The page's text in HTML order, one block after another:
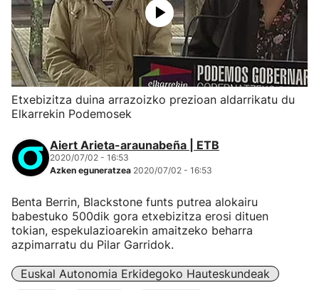
Etxebizitza duina arrazoizko prezioan aldarrikatu du
Elkarrekin Podemosek
Aiert Arieta-araunabeña | ETB
2020/07/02 - 16:53
Azken eguneratzea 2020/07/02 - 16:53
Benta Berrin, Blackstone funts putrea alokairu
babestuko 500dik gora etxebizitza erosi dituen
tokian, espekulazioarekin amaitzeko beharra
azpimarratu du Pilar Garridok.
Euskal Autonomia Erkidegoko Hauteskundeak